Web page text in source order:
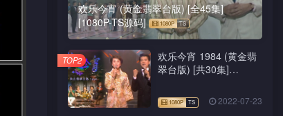
欢乐今宵 (黄金翡翠台版) [全45集]
[1080P-TS源码]
欢乐今宵 1984 (黄金翡
翠台版) [共30集]
2022-07-23
TOP2